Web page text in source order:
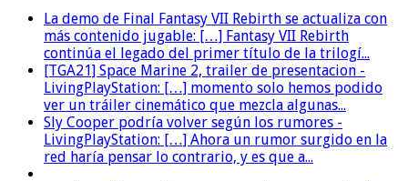
La demo de Final Fantasy VII Rebirth se actualiza con
más contenido jugable: […] Fantasy VII Rebirth
continúa el legado del primer título de la trilogí...
[TGA21] Space Marine 2, trailer de presentacion -
LivingPlayStation: […] momento solo hemos podido
ver un tráiler cinemático que mezcla algunas...
Sly Cooper podría volver según los rumores -
LivingPlayStation: […] Ahora un rumor surgido en la
red haría pensar lo contrario, y es que a...